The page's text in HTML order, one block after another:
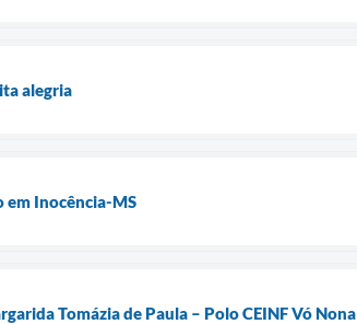
alegria
em Inocência-MS
Tomázia de Paula – Polo CEINF Vó Nona